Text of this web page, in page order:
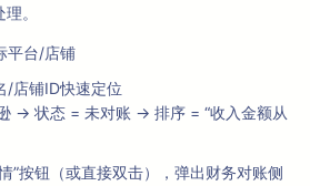
。
平台/店铺
/店铺ID快速定位
→ 状态 = 未对账 → 排序 = “收入金额从
”按钮（或直接双击），弹出财务对账侧